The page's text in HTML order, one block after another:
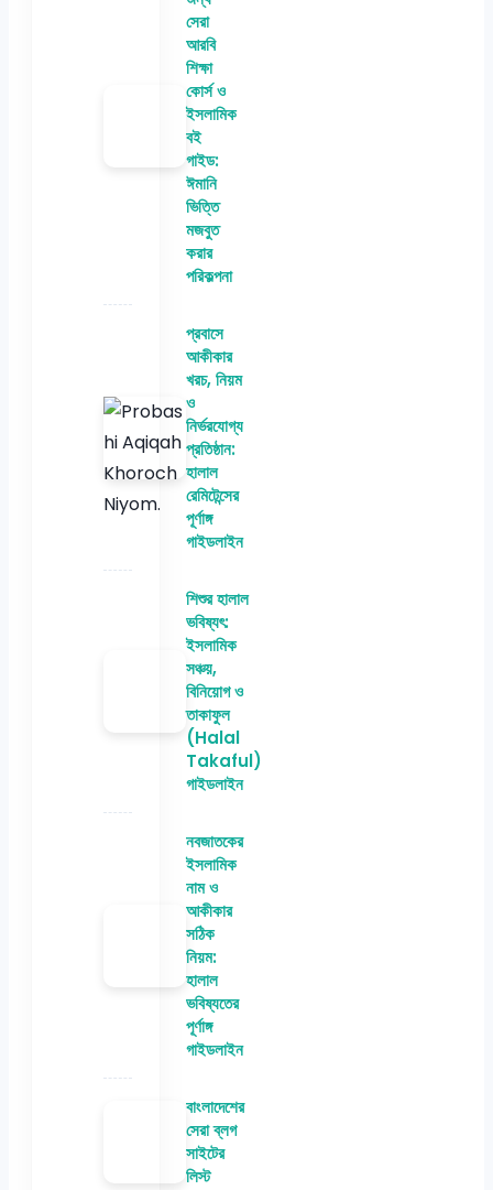
সেরা
আরবি
শিক্ষা
কোর্স ও
ইসলামিক
বই
গাইড:
ঈমানি
ভিত্তি
মজবুত
করার
পরিকল্পনা
প্রবাসে
আকীকার
খরচ, নিয়ম
ও
নির্ভরযোগ্য
প্রতিষ্ঠান:
হালাল
রেমিটেন্সের
পূর্ণাঙ্গ
গাইডলাইন
শিশুর হালাল
ভবিষ্যৎ:
ইসলামিক
সঞ্চয়,
বিনিয়োগ ও
তাকাফুল
(Halal
Takaful)
গাইডলাইন
নবজাতকের
ইসলামিক
নাম ও
আকীকার
সঠিক
নিয়ম:
হালাল
ভবিষ্যতের
পূর্ণাঙ্গ
গাইডলাইন
বাংলাদেশের
সেরা ব্লগ
সাইটের
লিস্ট